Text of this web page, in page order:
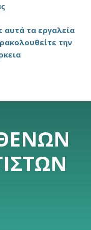
αυτά τα εργαλεία
την